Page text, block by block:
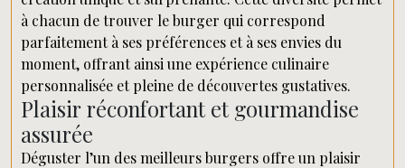
à chacun de trouver le burger qui correspond
parfaitement à ses préférences et à ses envies du
moment, offrant ainsi une expérience culinaire
personnalisée et pleine de découvertes gustatives.
Plaisir réconfortant et gourmandise
assurée
Déguster l’un des meilleurs burgers offre un plaisir